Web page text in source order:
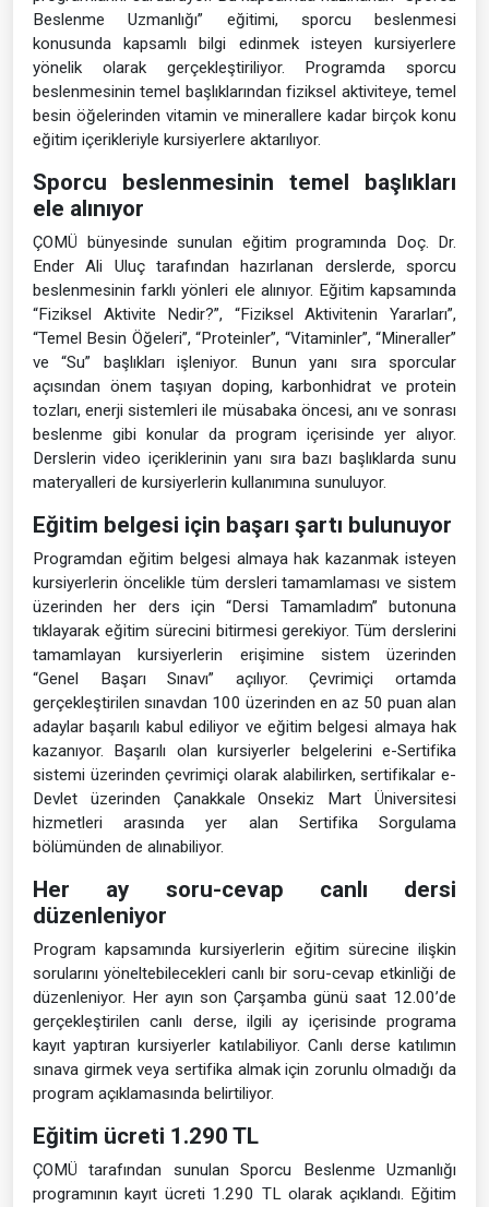
Beslenme Uzmanlığı” eğitimi, sporcu beslenmesi
konusunda kapsamlı bilgi edinmek isteyen kursiyerlere
yönelik olarak gerçekleştiriliyor. Programda sporcu
beslenmesinin temel başlıklarından fiziksel aktiviteye, temel
besin öğelerinden vitamin ve minerallere kadar birçok konu
eğitim içerikleriyle kursiyerlere aktarılıyor.
Sporcu beslenmesinin temel başlıkları
ele alınıyor
ÇOMÜ bünyesinde sunulan eğitim programında Doç. Dr.
Ender Ali Uluç tarafından hazırlanan derslerde, sporcu
beslenmesinin farklı yönleri ele alınıyor. Eğitim kapsamında
“Fiziksel Aktivite Nedir?”, “Fiziksel Aktivitenin Yararları”,
“Temel Besin Öğeleri”, “Proteinler”, “Vitaminler”, “Mineraller”
ve “Su” başlıkları işleniyor. Bunun yanı sıra sporcular
açısından önem taşıyan doping, karbonhidrat ve protein
tozları, enerji sistemleri ile müsabaka öncesi, anı ve sonrası
beslenme gibi konular da program içerisinde yer alıyor.
Derslerin video içeriklerinin yanı sıra bazı başlıklarda sunu
materyalleri de kursiyerlerin kullanımına sunuluyor.
Eğitim belgesi için başarı şartı bulunuyor
Programdan eğitim belgesi almaya hak kazanmak isteyen
kursiyerlerin öncelikle tüm dersleri tamamlaması ve sistem
üzerinden her ders için “Dersi Tamamladım” butonuna
tıklayarak eğitim sürecini bitirmesi gerekiyor. Tüm derslerini
tamamlayan kursiyerlerin erişimine sistem üzerinden
“Genel Başarı Sınavı” açılıyor. Çevrimiçi ortamda
gerçekleştirilen sınavdan 100 üzerinden en az 50 puan alan
adaylar başarılı kabul ediliyor ve eğitim belgesi almaya hak
kazanıyor. Başarılı olan kursiyerler belgelerini e-Sertifika
sistemi üzerinden çevrimiçi olarak alabilirken, sertifikalar e-
Devlet üzerinden Çanakkale Onsekiz Mart Üniversitesi
hizmetleri arasında yer alan Sertifika Sorgulama
bölümünden de alınabiliyor.
Her ay soru-cevap canlı dersi
düzenleniyor
Program kapsamında kursiyerlerin eğitim sürecine ilişkin
sorularını yöneltebilecekleri canlı bir soru-cevap etkinliği de
düzenleniyor. Her ayın son Çarşamba günü saat 12.00’de
gerçekleştirilen canlı derse, ilgili ay içerisinde programa
kayıt yaptıran kursiyerler katılabiliyor. Canlı derse katılımın
sınava girmek veya sertifika almak için zorunlu olmadığı da
program açıklamasında belirtiliyor.
Eğitim ücreti 1.290 TL
ÇOMÜ tarafından sunulan Sporcu Beslenme Uzmanlığı
programının kayıt ücreti 1.290 TL olarak açıklandı. Eğitim